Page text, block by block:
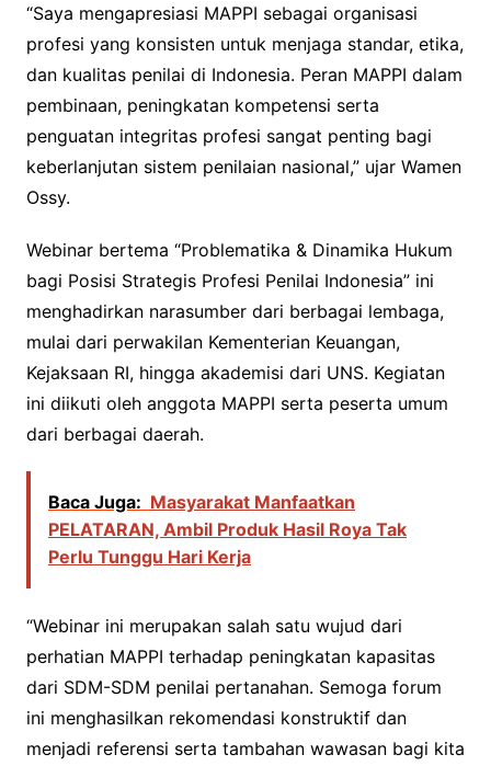
“Saya mengapresiasi MAPPI sebagai organisasi
profesi yang konsisten untuk menjaga standar, etika,
dan kualitas penilai di Indonesia. Peran MAPPI dalam
pembinaan, peningkatan kompetensi serta
penguatan integritas profesi sangat penting bagi
keberlanjutan sistem penilaian nasional,” ujar Wamen
Ossy.
Webinar bertema “Problematika & Dinamika Hukum
bagi Posisi Strategis Profesi Penilai Indonesia” ini
menghadirkan narasumber dari berbagai lembaga,
mulai dari perwakilan Kementerian Keuangan,
Kejaksaan RI, hingga akademisi dari UNS. Kegiatan
ini diikuti oleh anggota MAPPI serta peserta umum
dari berbagai daerah.
Baca Juga: Masyarakat Manfaatkan
PELATARAN, Ambil Produk Hasil Roya Tak
Perlu Tunggu Hari Kerja
“Webinar ini merupakan salah satu wujud dari
perhatian MAPPI terhadap peningkatan kapasitas
dari SDM-SDM penilai pertanahan. Semoga forum
ini menghasilkan rekomendasi konstruktif dan
menjadi referensi serta tambahan wawasan bagi kita